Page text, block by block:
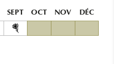
SEPT OCT NOV DÉC